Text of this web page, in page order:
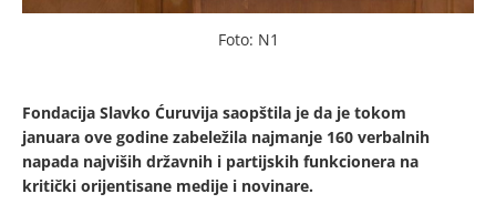
Foto: N1
Fondacija Slavko Ćuruvija saopštila je da je tokom
januara ove godine zabeležila najmanje 160 verbalnih
napada najviših državnih i partijskih funkcionera na
kritički orijentisane medije i novinare.